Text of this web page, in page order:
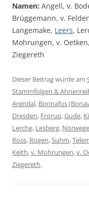
Namen: Angell, v.
Brüggemann, v.
Langemake, Leers,
Mohrungen, v.
Ziegereth
Dieser Beitrag wurde am
Stammfolgen &
Arendal, Bonnafus
Dresden, Frorup,Gude,
Lerche, Lesberg,
Ross, Rügen,Suhm,
Keith,v. Mohrungen,v.
Ziegereth.